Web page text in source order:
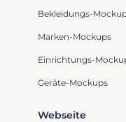
Bekleidungs-
Marken-Mockups
Einrichtungs-
Geräte-Mockups
Webseite